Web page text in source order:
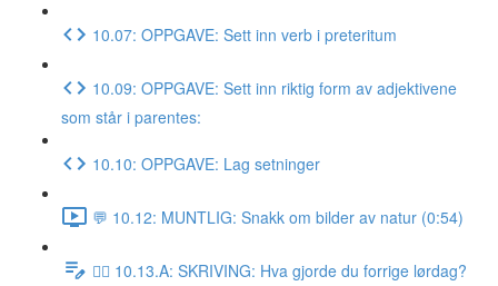
10.07: OPPGAVE: Sett inn verb i preteritum
10.09: OPPGAVE: Sett inn riktig form av adjektivene
som står i parentes:
10.10: OPPGAVE: Lag setninger
💬 10.12: MUNTLIG: Snakk om bilder av natur (0:54)
✍🏼 10.13.A: SKRIVING: Hva gjorde du forrige lørdag?